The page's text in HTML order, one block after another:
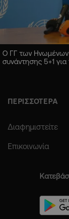
Ο ΓΓ των Ηνωμένων
συνάντησης 5+1
ΠΕΡΙΣΣΟΤΕΡΑ
Διαφημιστείτε
Επικοινωνία